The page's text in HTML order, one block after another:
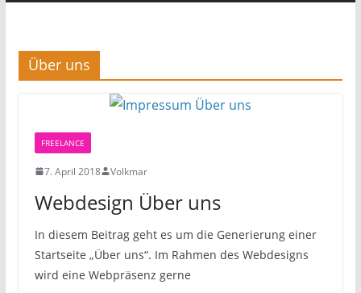
Über uns
FREELANCE
7. April 2018 Volkmar
Webdesign Über uns
In diesem Beitrag geht es um die Generierung einer
Startseite „Über uns“. Im Rahmen des Webdesigns
wird eine Webpräsenz gerne